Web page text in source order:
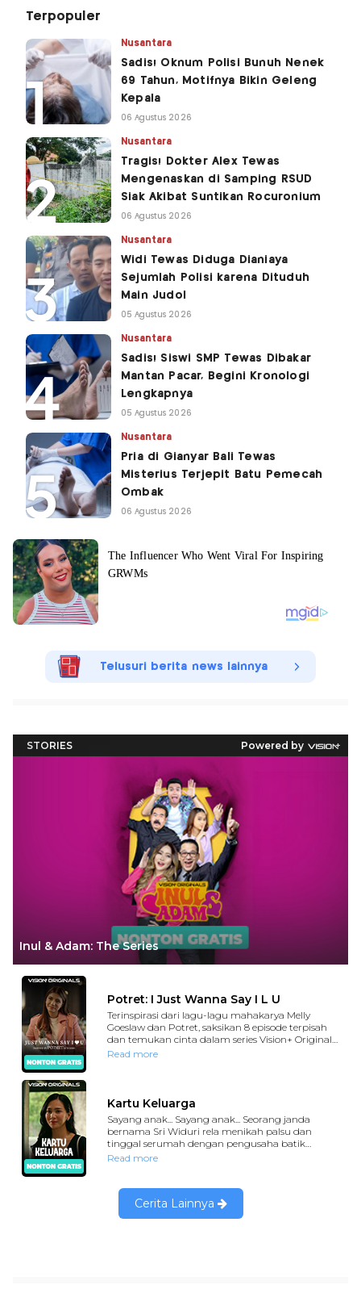
Terpopuler
Nusantara
Sadis! Oknum Polisi Bunuh Nenek
69 Tahun, Motifnya Bikin Geleng
Kepala
06 Agustus 2026
Nusantara
Tragis! Dokter Alex Tewas
Mengenaskan di Samping RSUD
Siak Akibat Suntikan Rocuronium
06 Agustus 2026
Nusantara
Widi Tewas Diduga Dianiaya
Sejumlah Polisi karena Dituduh
Main Judol
05 Agustus 2026
Nusantara
Sadis! Siswi SMP Tewas Dibakar
Mantan Pacar, Begini Kronologi
Lengkapnya
05 Agustus 2026
Nusantara
Pria di Gianyar Bali Tewas
Misterius Terjepit Batu Pemecah
Ombak
06 Agustus 2026
Telusuri berita news lainnya